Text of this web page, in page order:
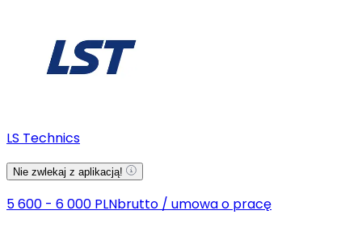
LS Technics
Nie zwlekaj z aplikacją!
5 600 - 6 000 PLNbrutto / umowa o pracę